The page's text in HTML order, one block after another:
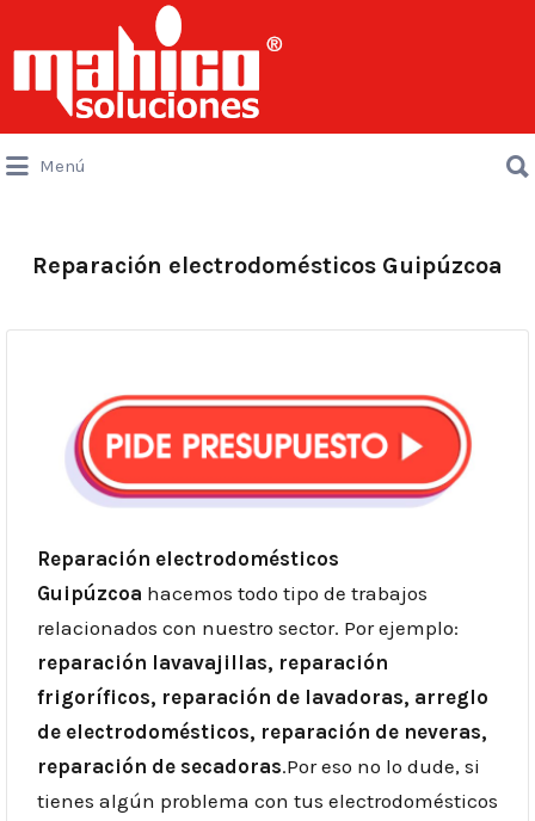
por:
Menú
por:
Reparación electrodomésticos Guipúzcoa
Reparación electrodomésticos
Guipúzcoa hacemos todo tipo de trabajos
relacionados con nuestro sector. Por ejemplo:
reparación lavavajillas, reparación
frigoríficos, reparación de lavadoras, arreglo
de electrodomésticos, reparación de neveras,
reparación de secadoras.Por eso no lo dude, si
tienes algún problema con tus electrodomésticos